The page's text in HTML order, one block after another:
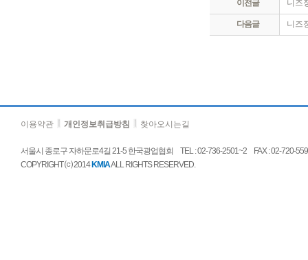
이전글
니즈
다음글 니즈
이용약관 개인정보취급방침 찾아오시는길
서울시 종로구 자하문로4길 21-5 한국광업협회 TEL : 02-736-2501~2 FAX : 02-720-
COPYRIGHT ⒞ 2014 KMIAALL RIGHTS RESERVED.